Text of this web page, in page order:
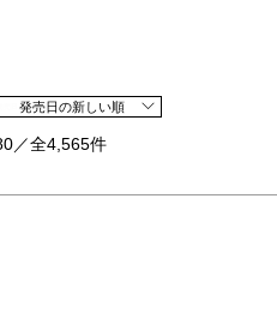
発売日の新しい順
／全4,565件